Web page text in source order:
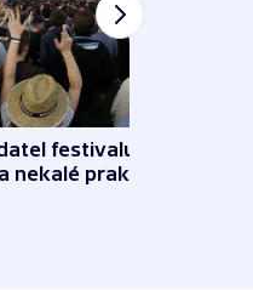
festivalu
nekalé praktiky